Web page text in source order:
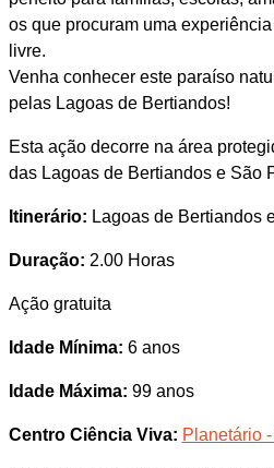
os que procuram uma
livre.
Venha conhecer este paraíso
pelas Lagoas de Bertiandos!
Esta ação decorre na área
das Lagoas de Bertiandos e São
Itinerário: Lagoas de Bertiandos
Duração: 2.00 Horas
Ação gratuita
Idade Mínima: 6 anos
Idade Máxima: 99 anos
Centro Ciência Viva: Planetário